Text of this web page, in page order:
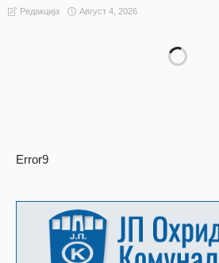
Редакција Август 4, 2026
Error9